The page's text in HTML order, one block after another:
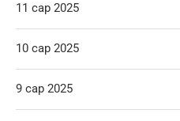
11 сар 2025
10 сар 2025
9 сар 2025